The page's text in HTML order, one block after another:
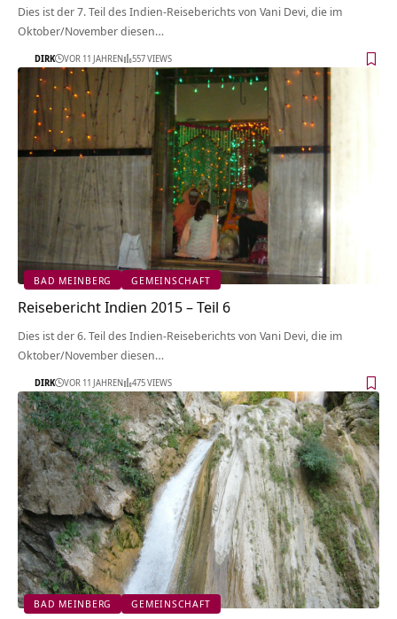
Dies ist der 7. Teil des Indien-Reiseberichts von Vani Devi, die im
Oktober/November diesen…
DIRK VOR 11 JAHREN 557 VIEWS
BAD MEINBERG GEMEINSCHAFT
Reisebericht Indien 2015 – Teil 6
Dies ist der 6. Teil des Indien-Reiseberichts von Vani Devi, die im
Oktober/November diesen…
DIRK VOR 11 JAHREN 475 VIEWS
BAD MEINBERG GEMEINSCHAFT